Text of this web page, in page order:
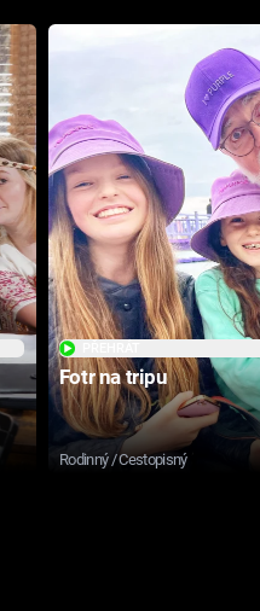
Fotr na tripu
Rodinný / Cestopisný